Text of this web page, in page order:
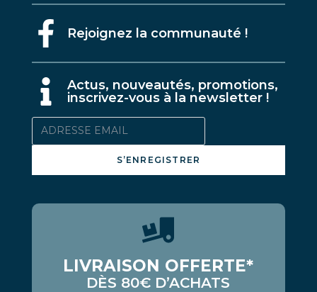
Rejoignez la communauté !
Actus, nouveautés, promotions,
inscrivez-vous à la newsletter !
S’ENREGISTRER
LIVRAISON OFFERTE*
DÈS 80€ D’ACHATS